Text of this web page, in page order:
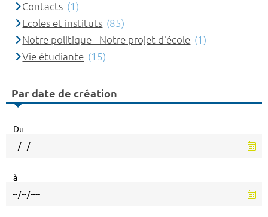
Contacts (1)
Ecoles et instituts (85)
Notre politique - Notre projet d'école (1)
Vie étudiante (15)
Par date de création
Du
à